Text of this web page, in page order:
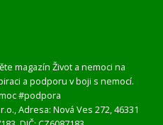
magazín Život a nemoci na
a podporu v boji s nemocí.
#podpora
Adresa: Nová Ves 272, 46331